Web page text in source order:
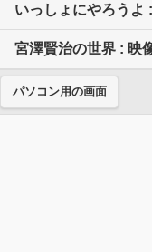
いっしょにやろうよ
宮澤賢治の世界 : 映
パソコン用の画面